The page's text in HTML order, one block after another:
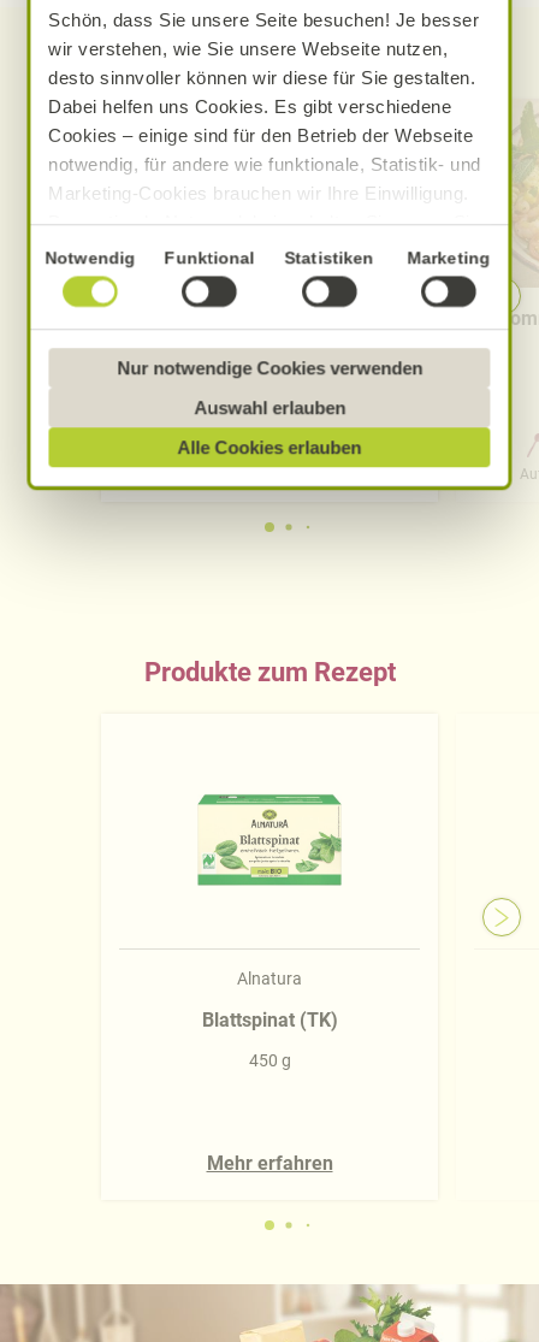
Schön, dass Sie unsere Seite besuchen! Je besser
wir verstehen, wie Sie unsere Webseite nutzen,
desto sinnvoller können wir diese für Sie gestalten.
Dabei helfen uns Cookies. Es gibt verschiedene
Cookies – einige sind für den Betrieb der Webseite
notwendig, für andere wie funktionale, Statistik- und
Marketing-Cookies brauchen wir Ihre Einwilligung.
Das optimale Nutzererlebnis erhalten Sie, wenn Sie
„Alle Cookies erlauben“ anklicken. Ihre Einwilligung
umfasst in diesem Fall auch den Einsatz von
Dienstleistern in Drittländern, die kein mit der EU
Sofern personenbezogene Daten dorthin übermittelt
werden, besteht das Risiko, dass diese erfasst und
analysiert werden und Betroffenenrechte nicht
durchgesetzt werden könnten. Sie können jederzeit
Ihre Einwilligung zur Datenverarbeitung und
Einwilligungsauswahl
Notwendig Funktional Statistiken Marketing
Alle Cookies erlauben
Auswahl erlauben
Nur notwendige Cookies verwenden
Entdecken Sie weitere Rezepte
Pasta
0 Std. 30 Min.
Produkte zum Rezept
Alnatura
Blattspinat (TK)
450 g
Mehr erfahren